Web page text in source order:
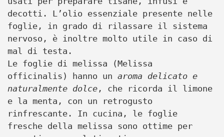
decotti. L’olio essenziale presente nelle
foglie, in grado di rilassare il sistema
nervoso, è inoltre molto utile in caso di
mal di testa.
Le foglie di melissa (Melissa
officinalis) hanno un aroma delicato e
naturalmente dolce , che ricorda il limone
e la menta, con un retrogusto
rinfrescante. In cucina, le foglie
fresche della melissa sono ottime per